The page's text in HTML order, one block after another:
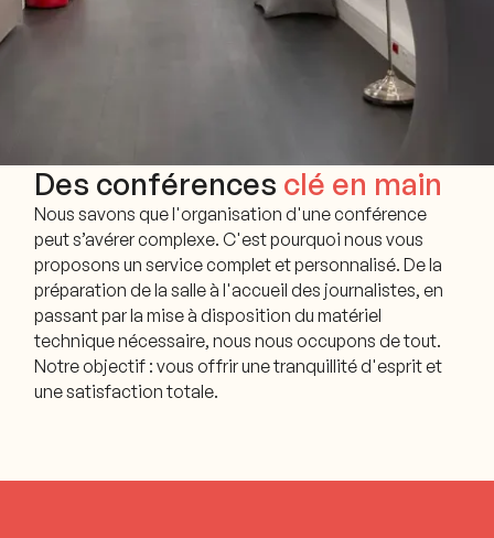
Des conférences clé en main
Nous savons que l'organisation d'une conférence
peut s’avérer complexe. C'est pourquoi nous vous
proposons un service complet et personnalisé. De la
préparation de la salle à l'accueil des journalistes, en
passant par la mise à disposition du matériel
technique nécessaire, nous nous occupons de tout.
Notre objectif : vous offrir une tranquillité d'esprit et
une satisfaction totale.